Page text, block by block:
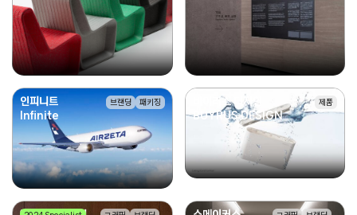
인피니트
Infinite
브랜딩 패키징 바이러스 디자인
BUYRUS DESIGN
제품